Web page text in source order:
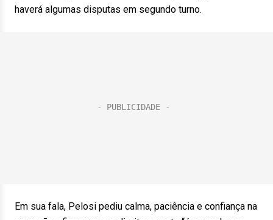
haverá algumas disputas em segundo turno.
Em sua fala, Pelosi pediu calma, paciência e confiança na